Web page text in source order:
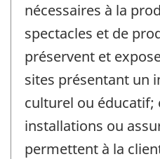
nécessaires à la
spectacles et de
préservent et
sites présentant un
culturel ou éducatif;
installations ou
permettent à la